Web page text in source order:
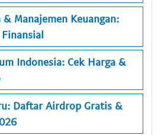
Manajemen Keuangan:
Indonesia: Cek Harga &
Daftar Airdrop Gratis &